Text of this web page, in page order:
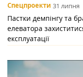
Спецпроекти 31 липня
Пастки демпінгу та
елеватора
експлуатації